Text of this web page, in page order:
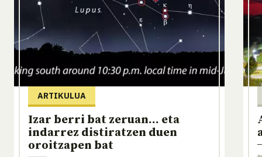
ARTIKULUA
Izar berri bat zeruan... eta
indarrez distiratzen duen
oroitzapen bat